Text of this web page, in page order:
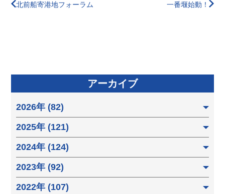
北前船寄港地フォーラム 一番堰始動！
アーカイブ
2026年 (82)
2025年 (121)
2024年 (124)
2023年 (92)
2022年 (107)